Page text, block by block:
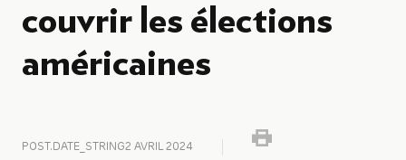
couvrir les élections
américaines
POST.DATE_STRING2 AVRIL 2024